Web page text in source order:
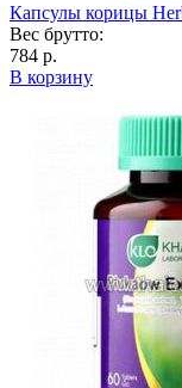
Капсулы корицы
Вес брутто:
784 р.
В корзину